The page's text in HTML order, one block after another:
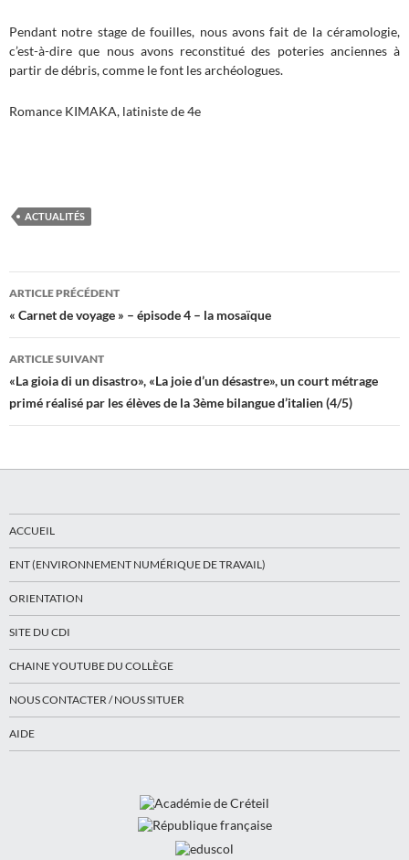
Pendant notre stage de fouilles, nous avons fait de la céramologie,
c’est-à-dire que nous avons reconstitué des poteries anciennes à
partir de débris, comme le font les archéologues.
Romance KIMAKA, latiniste de 4e
ACTUALITÉS
Navigation
des
articles
ARTICLE PRÉCÉDENT
« Carnet de voyage » – épisode 4 – la mosaïque
ARTICLE SUIVANT
«La gioia di un disastro», «La joie d’un désastre», un court métrage
primé réalisé par les élèves de la 3ème bilangue d’italien (4/5)
ACCUEIL
ENT (ENVIRONNEMENT NUMÉRIQUE DE TRAVAIL)
ORIENTATION
SITE DU CDI
CHAINE YOUTUBE DU COLLÈGE
NOUS CONTACTER / NOUS SITUER
AIDE